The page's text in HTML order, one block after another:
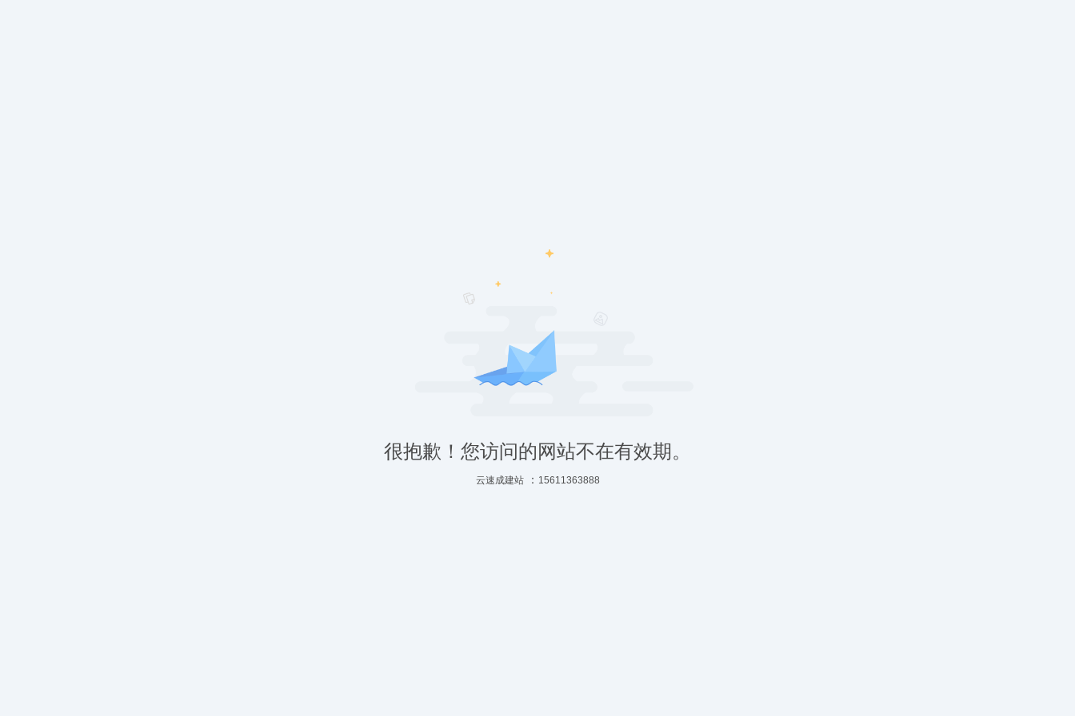
很抱歉！您访问的网站不在有效期。
云速成建站： 15611363888